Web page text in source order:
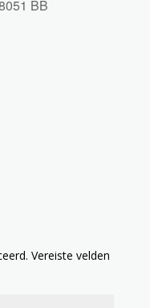
BB
Vereiste velden